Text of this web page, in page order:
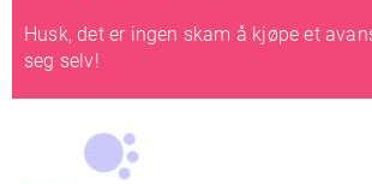
Husk, det er ingen skam å kjøpe et
seg selv!